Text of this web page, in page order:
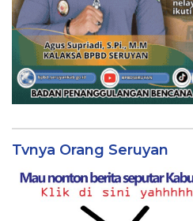
Tvnya Orang Seruyan